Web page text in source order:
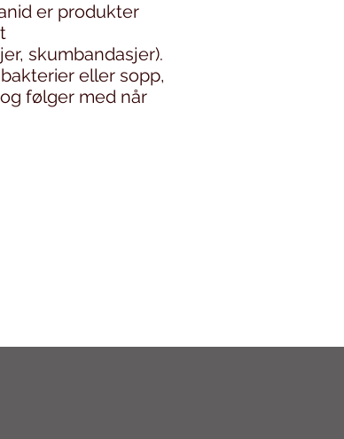
er produkter
skumbandasjer).
eller sopp,
følger med når